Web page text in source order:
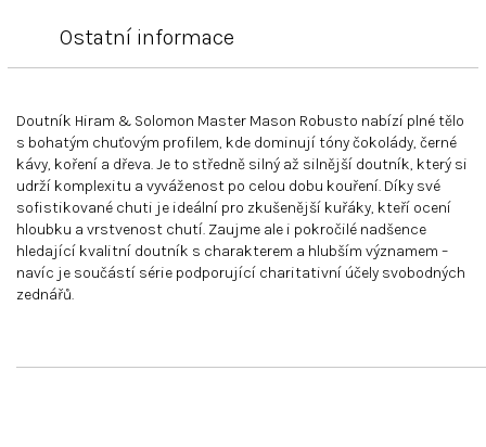
Ostatní informace
Doutník Hiram & Solomon Master Mason Robusto nabízí plné tělo
s bohatým chuťovým profilem, kde dominují tóny čokolády, černé
kávy, koření a dřeva. Je to středně silný až silnější doutník, který si
udrží komplexitu a vyváženost po celou dobu kouření. Díky své
sofistikované chuti je ideální pro zkušenější kuřáky, kteří ocení
hloubku a vrstvenost chutí. Zaujme ale i pokročilé nadšence
hledající kvalitní doutník s charakterem a hlubším významem –
navíc je součástí série podporující charitativní účely svobodných
zednářů.